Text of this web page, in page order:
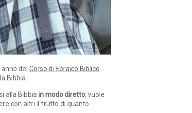
del Corso di Ebraico Biblico
Bibbia.
alla Bibbiain modo diretto; vuole
con altri il frutto di quanto